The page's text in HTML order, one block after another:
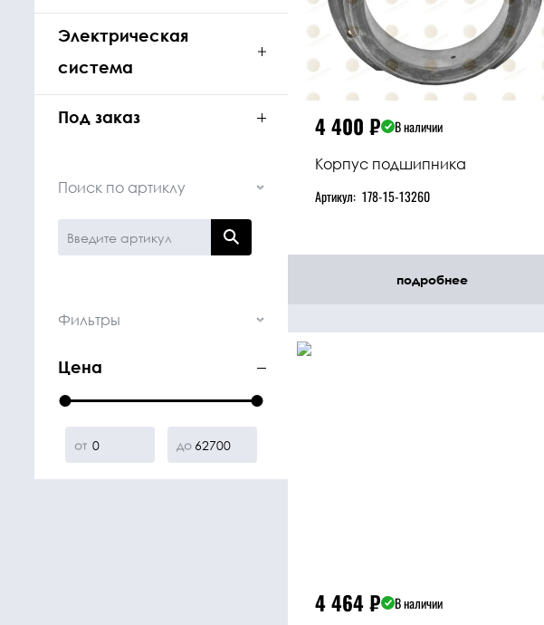
Электрическая
система
Под заказ
Поиск по артиклу
Фильтры
Цена
от до
4 400 ₽
В наличии
Корпус подшипника
Артикул: 178-15-13260
подробнее
4 464₽
В наличии